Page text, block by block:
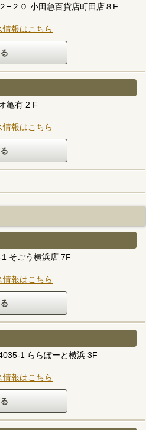
−２０ 小田急百貨店町田店８F
報はこちら
亀有 2 F
報はこちら
そごう横浜店 7F
報はこちら
1 ららぽーと横浜 3F
報はこちら